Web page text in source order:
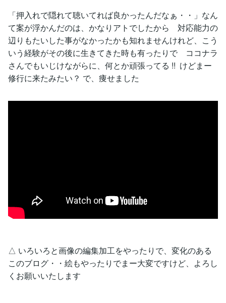
「押入れで隠れて聴いてれば良かったんだなぁ・・」なん
て案が浮かんだのは、かなりアトでしたから 対応能力の
辺りもたいした事がなかったかも知れませんけれど、こう
いう経験がその後に生きてきた時も有ったりで ココナラ
さんでもいじけながらに、何とか頑張ってる !! けどまー
修行に来たみたい？ で、痩せました
△ いろいろと画像の編集加工をやったりで、変化のある
このブログ・・絵もやったりでまー大変ですけど、よろし
くお願いいたします